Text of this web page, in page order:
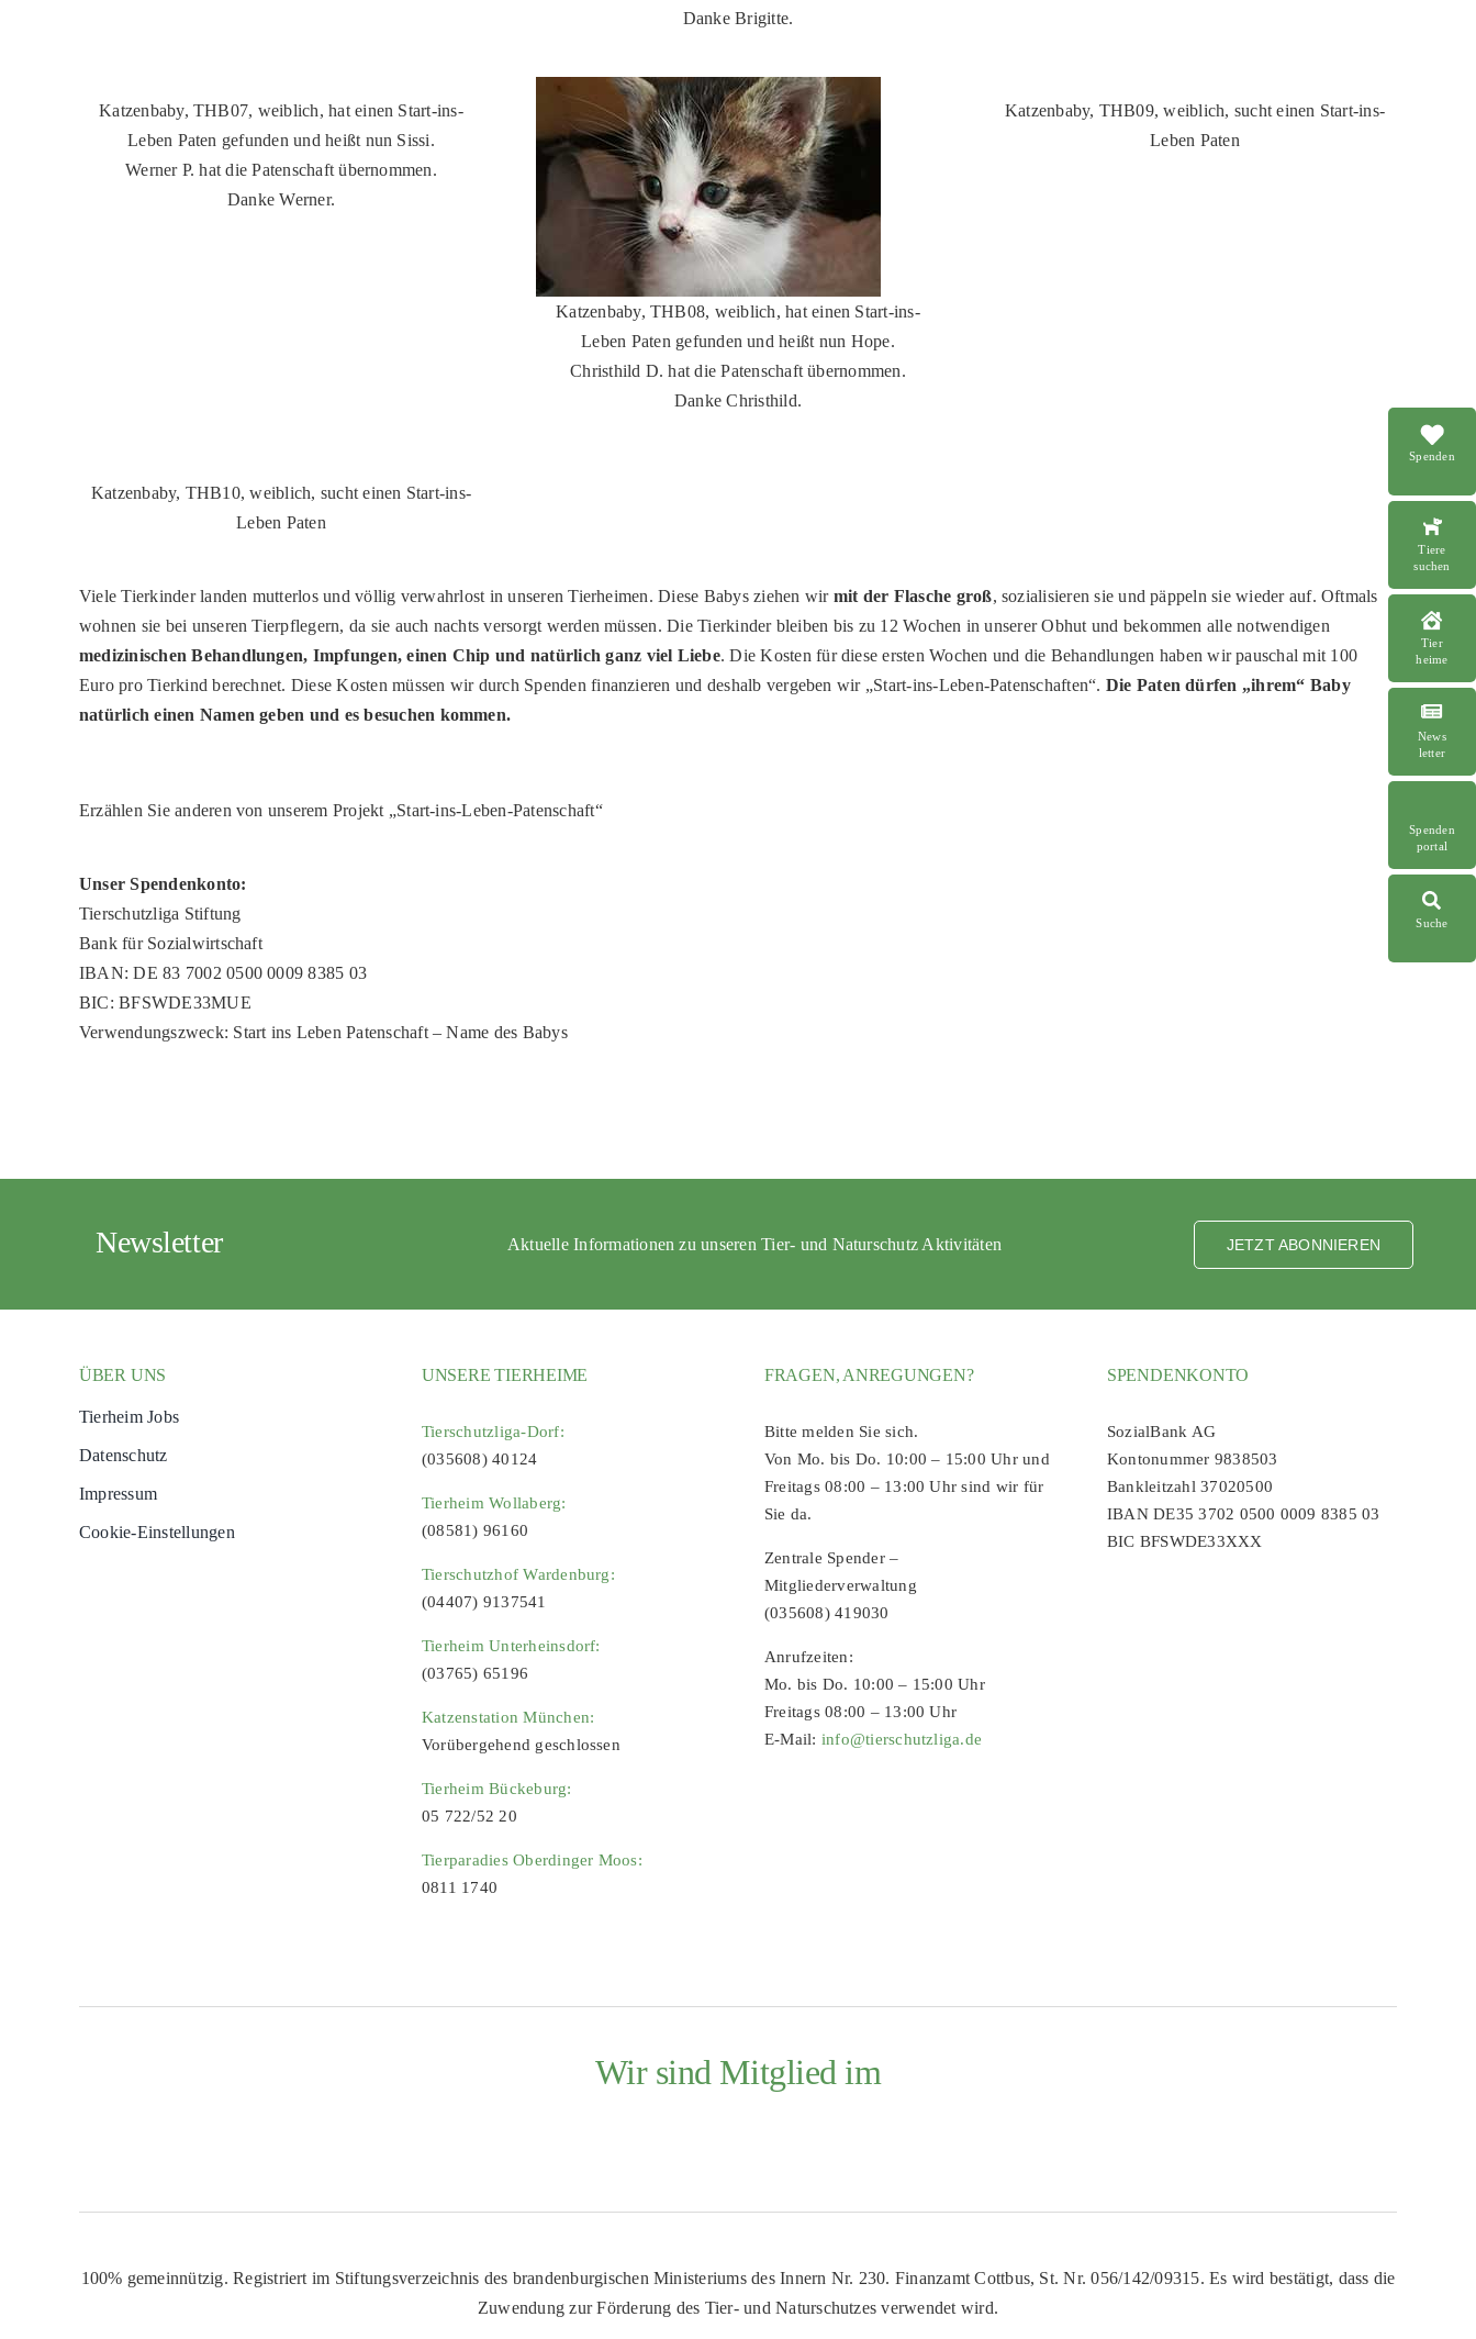
Spenden
Tiere
suchen
Tier
heime
News
letter
Spenden
portal
Suche
Danke Brigitte.
Katzenbaby, THB07, weiblich, hat einen Start-ins-
Leben Paten gefunden und heißt nun Sissi.
Werner P. hat die Patenschaft übernommen.
Danke Werner.
Katzenbaby, THB08, weiblich, hat einen Start-ins-
Leben Paten gefunden und heißt nun Hope.
Christhild D. hat die Patenschaft übernommen.
Danke Christhild.
Katzenbaby, THB09, weiblich, sucht einen Start-ins-
Leben Paten
Katzenbaby, THB10, weiblich, sucht einen Start-ins-
Leben Paten
Viele Tierkinder landen mutterlos und völlig verwahrlost in unseren Tierheimen. Diese Babys ziehen wir mit der Flasche groß, sozialisieren sie und päppeln sie wieder auf. Oftmals
wohnen sie bei unseren Tierpflegern, da sie auch nachts versorgt werden müssen. Die Tierkinder bleiben bis zu 12 Wochen in unserer Obhut und bekommen alle notwendigen
medizinischen Behandlungen, Impfungen, einen Chip und natürlich ganz viel Liebe. Die Kosten für diese ersten Wochen und die Behandlungen haben wir pauschal mit 100
Euro pro Tierkind berechnet. Diese Kosten müssen wir durch Spenden finanzieren und deshalb vergeben wir „Start-ins-Leben-Patenschaften“. Die Paten dürfen „ihrem“ Baby
natürlich einen Namen geben und es besuchen kommen.
Erzählen Sie anderen von unserem Projekt „Start-ins-Leben-Patenschaft“
Unser Spendenkonto:
Tierschutzliga Stiftung
Bank für Sozialwirtschaft
IBAN: DE 83 7002 0500 0009 8385 03
BIC: BFSWDE33MUE
Verwendungszweck: Start ins Leben Patenschaft – Name des Babys
Newsletter Aktuelle Informationen zu unseren Tier- und Naturschutz Aktivitäten JETZT ABONNIEREN
ÜBER UNS
Tierheim Jobs
Datenschutz
Impressum
Cookie-Einstellungen
UNSERE TIERHEIME
Tierschutzliga-Dorf:
(035608) 40124
Tierheim Wollaberg:
(08581) 96160
Tierschutzhof Wardenburg:
(04407) 9137541
Tierheim Unterheinsdorf:
(03765) 65196
Katzenstation München:
Vorübergehend geschlossen
Tierheim Bückeburg:
05 722/52 20
Tierparadies Oberdinger Moos:
0811 1740
FRAGEN, ANREGUNGEN?
Bitte melden Sie sich.
Von Mo. bis Do. 10:00 – 15:00 Uhr und
Freitags 08:00 – 13:00 Uhr sind wir für
Sie da.
Zentrale Spender –
Mitgliederverwaltung
(035608) 419030
Anrufzeiten:
Mo. bis Do. 10:00 – 15:00 Uhr
Freitags 08:00 – 13:00 Uhr
E-Mail: info@tierschutzliga.de
SPENDENKONTO
SozialBank AG
Kontonummer 9838503
Bankleitzahl 37020500
IBAN DE35 3702 0500 0009 8385 03
BIC BFSWDE33XXX
Wir sind Mitglied im
100% gemeinnützig. Registriert im Stiftungsverzeichnis des brandenburgischen Ministeriums des Innern Nr. 230. Finanzamt Cottbus, St. Nr. 056/142/09315. Es wird bestätigt, dass die
Zuwendung zur Förderung des Tier- und Naturschutzes verwendet wird.